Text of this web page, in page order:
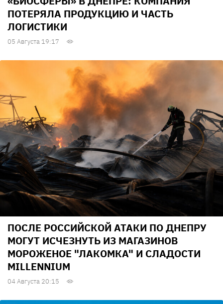
ПОТЕРЯЛА ПРОДУКЦИЮ И ЧАСТЬ
ЛОГИСТИКИ
05 Августа 19:17
ПОСЛЕ РОССИЙСКОЙ АТАКИ ПО ДНЕПРУ
МОГУТ ИСЧЕЗНУТЬ ИЗ МАГАЗИНОВ
МОРОЖЕНОЕ "ЛАКОМКА" И СЛАДОСТИ
MILLENNIUM
04 Августа 20:15